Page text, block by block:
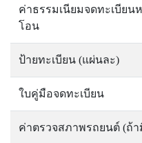
ค่าธรรมเนียมจดทะเบียน
โอน
ป้ายทะเบียน (แผ่นละ)
ใบคู่มือจดทะเบียน
ค่าตรวจสภาพรถยนต์ (ถ้า